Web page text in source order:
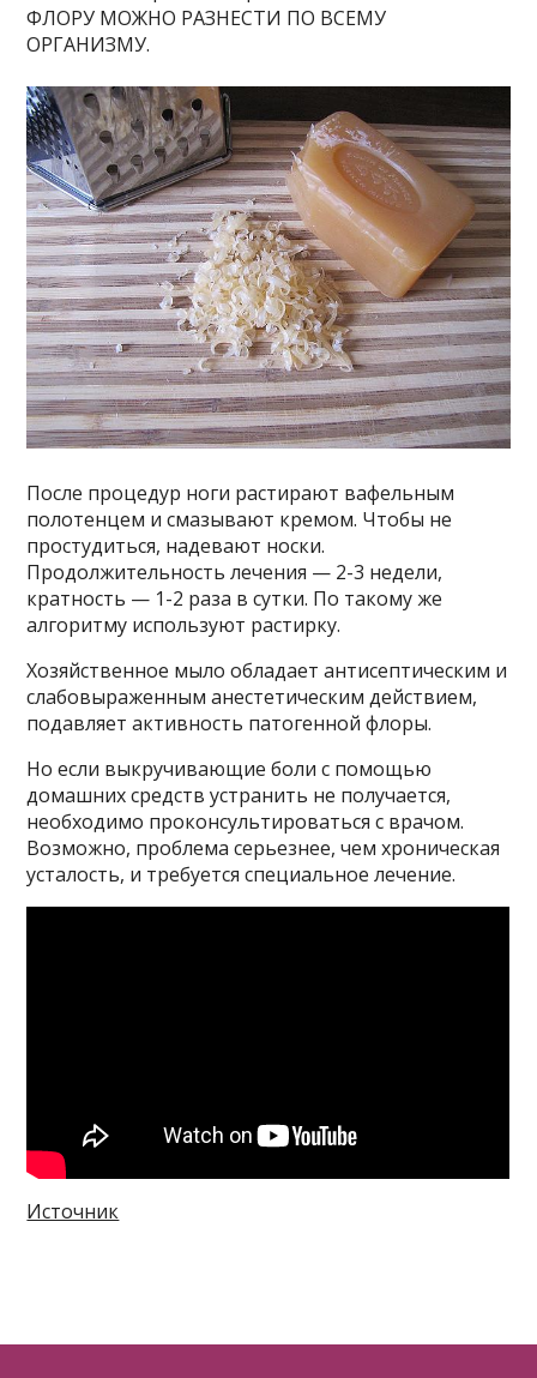
ФЛОРУ МОЖНО РАЗНЕСТИ ПО ВСЕМУ
ОРГАНИЗМУ.
После процедур ноги растирают вафельным
полотенцем и смазывают кремом. Чтобы не
простудиться, надевают носки.
Продолжительность лечения — 2-3 недели,
кратность — 1-2 раза в сутки. По такому же
алгоритму используют растирку.
Хозяйственное мыло обладает антисептическим и
слабовыраженным анестетическим действием,
подавляет активность патогенной флоры.
Но если выкручивающие боли с помощью
домашних средств устранить не получается,
необходимо проконсультироваться с врачом.
Возможно, проблема серьезнее, чем хроническая
усталость, и требуется специальное лечение.
Источник